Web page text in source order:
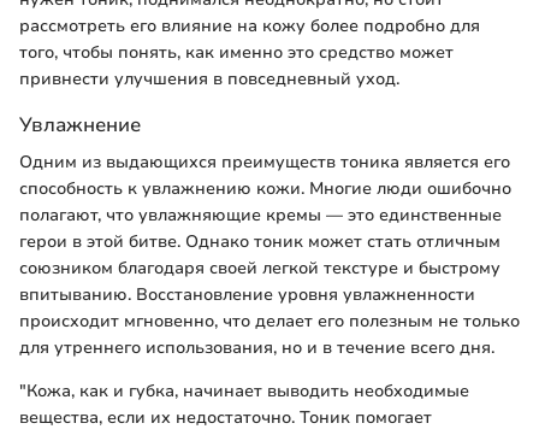
рассмотреть его влияние на кожу более подробно для
того, чтобы понять, как именно это средство может
привнести улучшения в повседневный уход.
Увлажнение
Одним из выдающихся преимуществ тоника является его
способность к увлажнению кожи. Многие люди ошибочно
полагают, что увлажняющие кремы — это единственные
герои в этой битве. Однако тоник может стать отличным
союзником благодаря своей легкой текстуре и быстрому
впитыванию. Восстановление уровня увлажненности
происходит мгновенно, что делает его полезным не только
для утреннего использования, но и в течение всего дня.
"Кожа, как и губка, начинает выводить необходимые
вещества, если их недостаточно. Тоник помогает